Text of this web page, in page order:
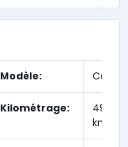
Modèle: Corolla
Kilométrage:
km